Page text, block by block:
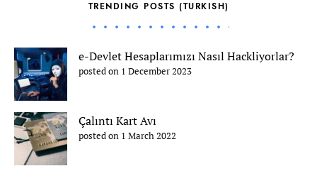
TRENDING POSTS (TURKISH)
e-Devlet Hesaplarımızı Nasıl Hackliyorlar?
posted on 1 December 2023
Çalıntı Kart Avı
posted on 1 March 2022